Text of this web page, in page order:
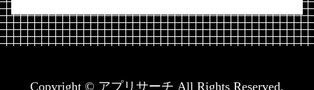
Copyright © アプリサーチ All Rights Reserved.